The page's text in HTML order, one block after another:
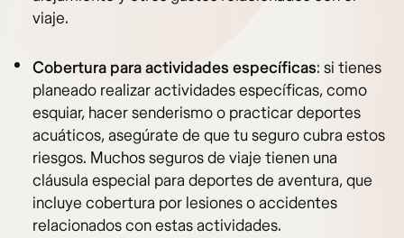
viaje.
Cobertura para actividades específicas: si tienes
planeado realizar actividades específicas, como
esquiar, hacer senderismo o practicar deportes
acuáticos, asegúrate de que tu seguro cubra estos
riesgos. Muchos seguros de viaje tienen una
cláusula especial para deportes de aventura, que
incluye cobertura por lesiones o accidentes
relacionados con estas actividades.